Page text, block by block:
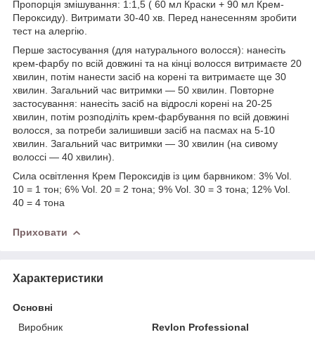
Пропорція змішування: 1:1,5 ( 60 мл Краски + 90 мл Крем-
Пероксиду). Витримати 30-40 хв. Перед нанесенням зробити
тест на алергію.
Перше застосування (для натурального волосся): нанесіть
крем-фарбу по всій довжині та на кінці волосся витримаєте 20
хвилин, потім нанести засіб на корені та витримаєте ще 30
хвилин. Загальний час витримки — 50 хвилин. Повторне
застосування: нанесіть засіб на відрослі корені на 20-25
хвилин, потім розподіліть крем-фарбування по всій довжині
волосся, за потреби залишивши засіб на пасмах на 5-10
хвилин. Загальний час витримки — 30 хвилин (на сивому
волоссі — 40 хвилин).
Сила освітлення Крем Пероксидів із цим барвником: 3% Vol.
10 = 1 тон; 6% Vol. 20 = 2 тона; 9% Vol. 30 = 3 тона; 12% Vol.
40 = 4 тона
Приховати
Характеристики
Основні
Виробник
Revlon Professional